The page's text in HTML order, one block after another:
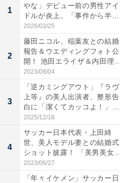
1
やな」デビュー前の男性アイ
ドルが炎上。「事件から半年
も...
2026/03/25
2
藤田ニコル、稲葉友との結婚
報告＆ウエディングフォト公
開！ 池田エライザ＆内田理
央...
2023/08/04
3
「逆カミングアウト」『ラヴ
上等』の美人出演者、整形告
白に「潔くてカッコよ！」
「好...
2025/12/18
4
サッカー日本代表・上田綺
世、美人モデル妻との結婚式
ショット披露！ 「美男美女」
「...
2023/06/27
「年々イケメン」サッカー日